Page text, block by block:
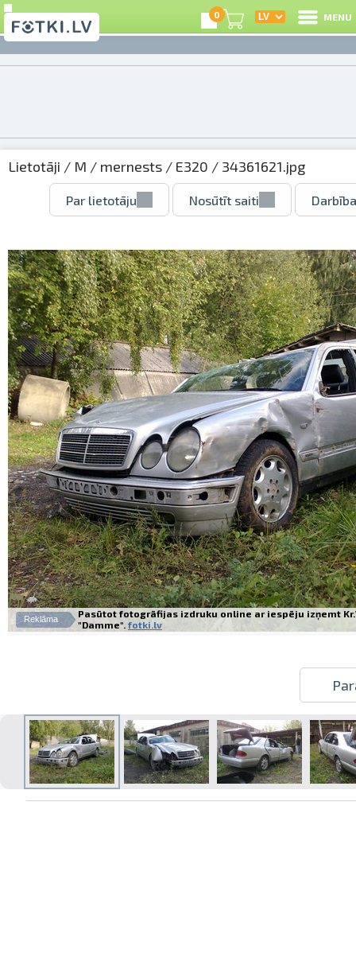
Izdrukas 1h laikā Rīgā – pasūtiet
tiešsaistē
Dažādi formāti un papīra veidi
0 MENU
Lietotāji / M / mernests / E320 / 34361621.jpg
Par lietotāju Nosūtīt saiti
Reklāma
Pasūtot fotogrāfijas izdruku online ar iespēju izņemt
"Damme". fotki.lv